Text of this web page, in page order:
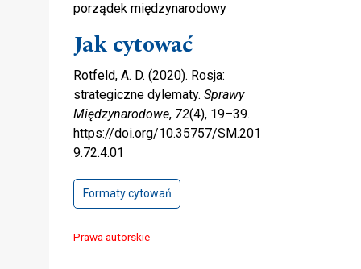
porządek międzynarodowy
Jak cytować
Rotfeld, A. D. (2020). Rosja:
strategiczne dylematy. Sprawy
Międzynarodowe, 72(4), 19–39.
https://doi.org/10.35757/SM.201
9.72.4.01
Formaty cytowań
Prawa autorskie